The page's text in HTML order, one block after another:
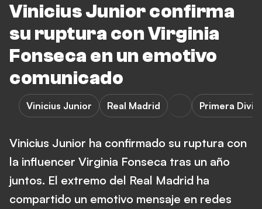
Vinicius Junior confirma
su ruptura con Virginia
Fonseca en un emotivo
comunicado
Vinicius Junior Real Madrid Primera
Vinicius Junior ha confirmado su ruptura con
la influencer Virginia Fonseca tras un año
juntos. El extremo del Real Madrid ha
compartido un emotivo mensaje en redes